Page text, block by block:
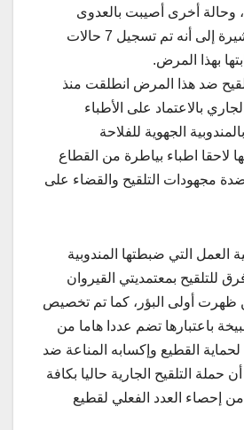
وحالة أخرى أصيبت بالعدوى
بمنطقة الظواهر، مشيرة إلى أنه تم تسجيل 7 حالات
بهذا المرض.
ضد هذا المرض انطلقت منذ
بالاعتماد على الأطباء
الجهوية للفلاحة
لاحقا اطباء بياطرة من القطاع
مجهودات التلقيح والقضاء على
العمل التي ضبطتها المندوبية
على تكوين 3 فرق للتلقيح بمعتمديتي القيروان
ظهرت أولى البؤر، كما تم تخصيص
باعتبارها تضم عددا هاما من
القطيع وإكسابه المناعة ضد
حملة التلقيح الجارية حاليا بكافة
إحصاء العدد الفعلي لقطيع